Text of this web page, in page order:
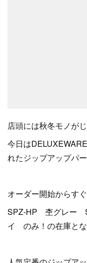
店頭には秋冬モノが
今日は
れたジップアップパ
オーダー開始からす
SPZ-HP 杢グレー
イ のみ！の在庫とな